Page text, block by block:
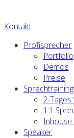
Kontakt
Profisprecher
Portfolio
Demos
Preise
Sprechtraining
2-Tages
1:1
Speaker